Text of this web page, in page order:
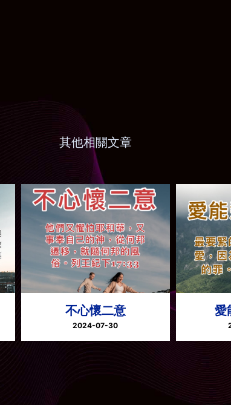
其他相關文章
不心懷二意
2024-07-30
愛